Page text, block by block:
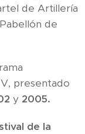
de Artillería
de
presentado
y 2005.
de la